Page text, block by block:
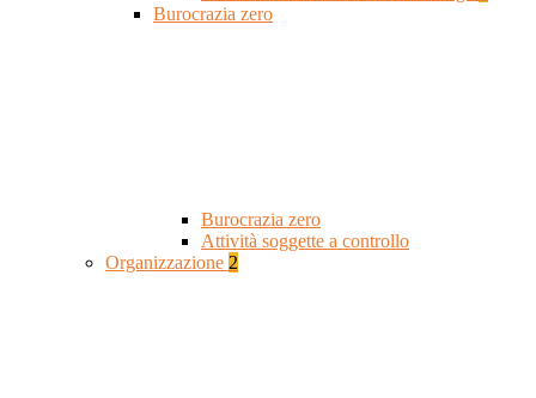
Burocrazia zero
Burocrazia zero
Attività soggette a controllo
Organizzazione 2